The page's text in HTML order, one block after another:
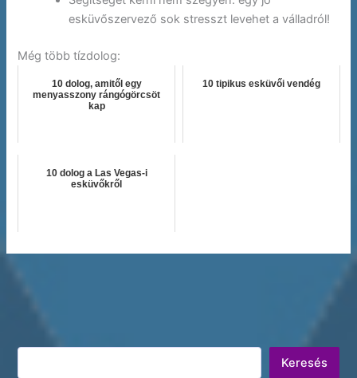
esküvőszervező sok stresszt levehet a válladról!
Még több tízdolog:
10 dolog, amitől egy
menyasszony rángógörcsöt
kap
10 tipikus esküvői vendég
10 dolog a Las Vegas-i
esküvőkről
Keresés
Keresés